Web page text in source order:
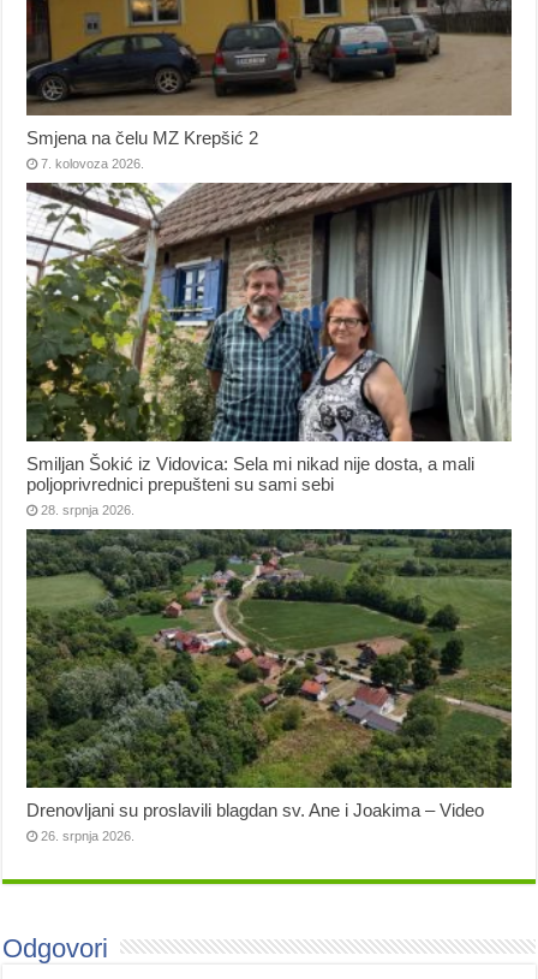
Smjena na čelu MZ Krepšić 2
7. kolovoza 2026.
Smiljan Šokić iz Vidovica: Sela mi nikad nije dosta, a mali
poljoprivrednici prepušteni su sami sebi
28. srpnja 2026.
Drenovljani su proslavili blagdan sv. Ane i Joakima – Video
26. srpnja 2026.
Odgovori